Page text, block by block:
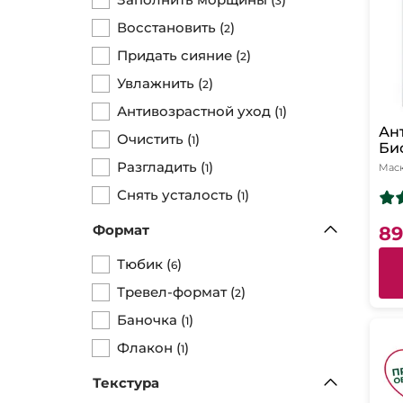
Восстановить (2)
Придать сияние (2)
Увлажнить (2)
Антивозрастной уход (1)
Очистить (1)
Разгладить (1)
Снять усталость (1)
Формат
Тюбик (6)
Тревел-формат(2)
Баночка (1)
Флакон (1)
Текстура